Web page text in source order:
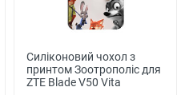
Силіконовий чохол з
принтом Зоотрополіс для
ZTE Blade V50 Vita